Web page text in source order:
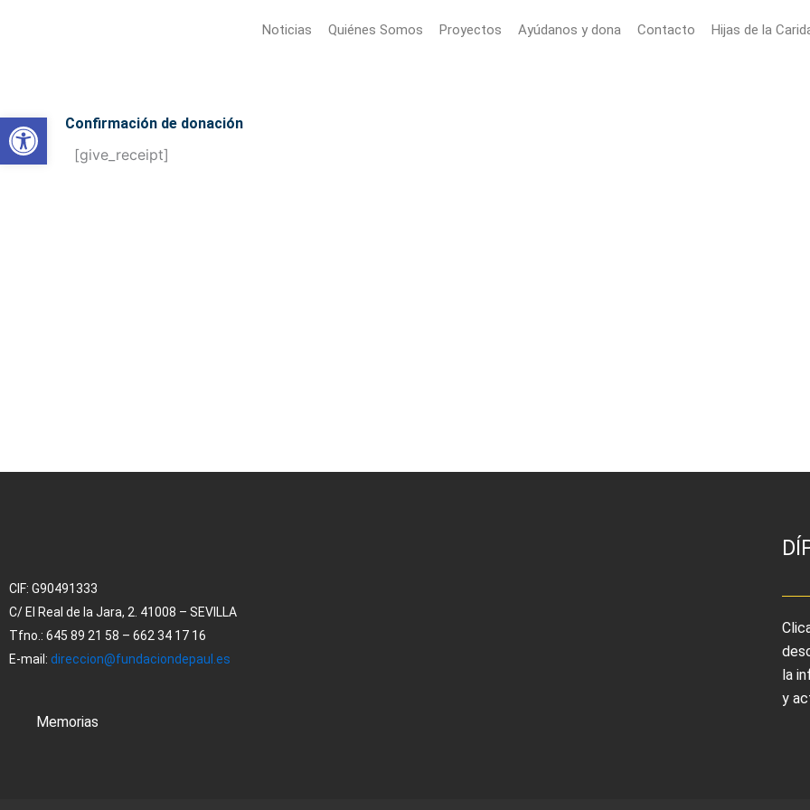
Noticias Quiénes Somos Proyectos Ayúdanos y dona Contacto Hijas de la
Confirmación de donación
[give_receipt]
CIF: G90491333
C/ El Real de la Jara, 2. 41008 – SEVILLA
Tfno.: 645 89 21 58 – 662 34 17 16
E-mail: direccion@fundaciondepaul.es
Memorias
la
y
Abrir barra de herramientas